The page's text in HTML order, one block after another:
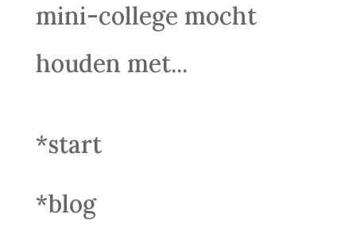
mini-college mocht
houden met...
*start
*blog